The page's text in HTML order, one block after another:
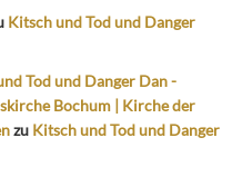
Kitsch und Tod und Danger
Tod und Danger Dan -
Bochum | Kirche der
zu Kitsch und Tod und Danger